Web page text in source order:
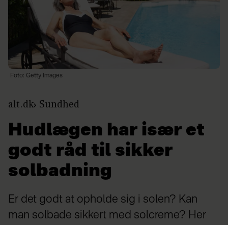
Foto: Getty Images
alt.dk Sundhed
Hudlægen har især et
godt råd til sikker
solbadning
Er det godt at opholde sig i solen? Kan
man solbade sikkert med solcreme? Her